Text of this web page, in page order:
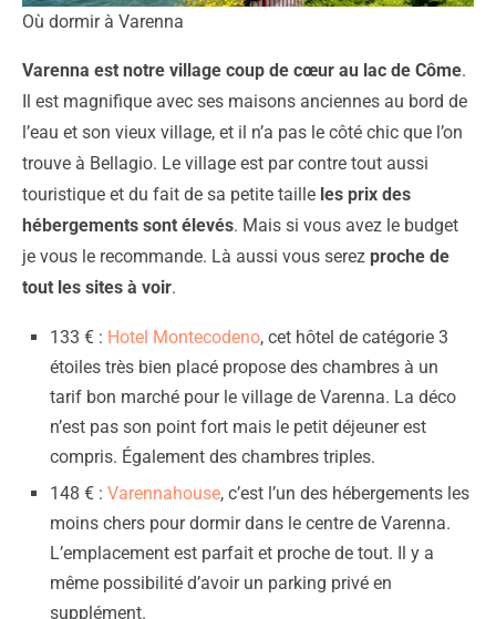
Où dormir à Varenna
Varenna est notre village coup de cœur au lac de Côme.
Il est magnifique avec ses maisons anciennes au bord de
l’eau et son vieux village, et il n’a pas le côté chic que l’on
trouve à Bellagio. Le village est par contre tout aussi
touristique et du fait de sa petite taille les prix des
hébergements sont élevés. Mais si vous avez le budget
je vous le recommande. Là aussi vous serez proche de
tout les sites à voir.
133 € : Hotel Montecodeno, cet hôtel de catégorie 3
étoiles très bien placé propose des chambres à un
tarif bon marché pour le village de Varenna. La déco
n’est pas son point fort mais le petit déjeuner est
compris. Également des chambres triples.
148 € : Varennahouse, c’est l’un des hébergements les
moins chers pour dormir dans le centre de Varenna.
L’emplacement est parfait et proche de tout. Il y a
même possibilité d’avoir un parking privé en
supplément.